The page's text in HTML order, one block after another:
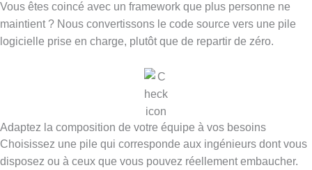
Vous êtes coincé avec un framework que plus personne ne
maintient ? Nous convertissons le code source vers une pile
logicielle prise en charge, plutôt que de repartir de zéro.
Adaptez la composition de votre équipe à vos besoins
Choisissez une pile qui corresponde aux ingénieurs dont vous
disposez ou à ceux que vous pouvez réellement embaucher.